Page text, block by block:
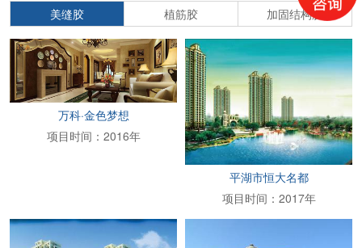
美缝胶 植筋胶 加固结构胶
万科·金色梦想
项目时间：2016年
平湖市恒大名都
项目时间：2017年